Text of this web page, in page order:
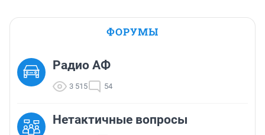
ФОРУМЫ
Радио АФ
3 515 54
Нетактичные вопросы